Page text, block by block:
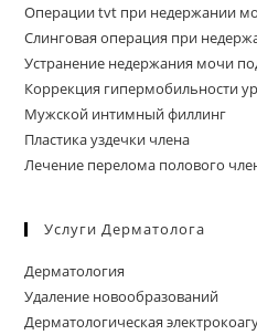
Операции tvt при недержании
Слинговая операция при
Устранение недержания мочи
Коррекция гипермобильности
Мужской интимный филлинг
Пластика уздечки члена
Лечение перелома полового
Услуги Дерматолога
Дерматология
Удаление новообразований
Дерматологическая